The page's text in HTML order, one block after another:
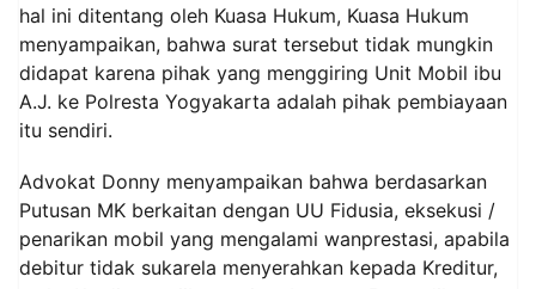
hal ini ditentang oleh Kuasa Hukum, Kuasa Hukum
menyampaikan, bahwa surat tersebut tidak mungkin
didapat karena pihak yang menggiring Unit Mobil ibu
A.J. ke Polresta Yogyakarta adalah pihak pembiayaan
itu sendiri.
Advokat Donny menyampaikan bahwa berdasarkan
Putusan MK berkaitan dengan UU Fidusia, eksekusi /
penarikan mobil yang mengalami wanprestasi, apabila
debitur tidak sukarela menyerahkan kepada Kreditur,